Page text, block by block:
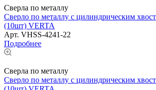
Сверла по металлу
Сверло по металлу с цилиндрическим
(10шт) VERTA
Арт. VHSS-4241-22
Подробнее
Сверла по металлу
Сверло по металлу с цилиндрическим